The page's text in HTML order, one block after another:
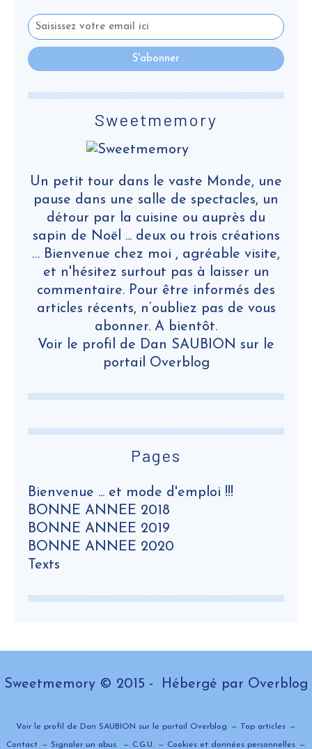
Pages
Bienvenue ... et mode d'emploi !!!
BONNE ANNEE 2018
BONNE ANNEE 2019
BONNE ANNEE 2020
Texts
Sweetmemory
Un petit tour dans le vaste Monde, une
pause dans une salle de spectacles, un
détour par la cuisine ou auprès du
sapin de Noël ... deux ou trois créations
… Bienvenue chez moi , agréable visite,
et n'hésitez surtout pas à laisser un
commentaire. Pour être informés des
articles récents, n’oubliez pas de vous
abonner. A bientôt.
Voir le profil de Dan SAUBION sur le
portail Overblog
Sweetmemory © 2015 - Hébergé par Overblog
Voir le profil de Dan SAUBION sur le portail Overblog Top articles
Contact Signaler un abus C.G.U. Cookies et données personnelles